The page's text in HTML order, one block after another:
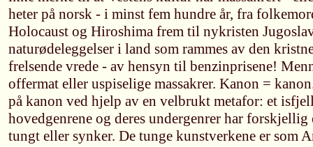
heter på norsk - i minst fem hundre år, fra
Holocaust og Hiroshima frem til nykristen
naturødeleggelser i land som rammes av den
frelsende vrede - av hensyn til benzinprisene!
offermat eller uspiselige massakrer. Kanon =
på kanon ved hjelp av en velbrukt metafor: et
hovedgenrene og deres undergenrer har
tungt eller synker. De tunge kunstverkene er som